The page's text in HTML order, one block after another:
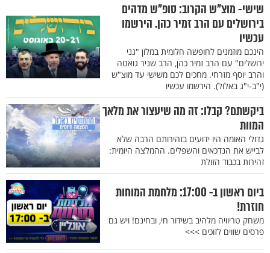
שישי- מוצ"ש הקרוב: סופ"ש מדהים
בירושלים עם הרב זמיר כהן. הירשמו
עכשיו
הינכם מוזמנים לחופשה חלומית במלון "גני
ירושלים" עם הרב זמיר כהן, הרב שניר גואטה
והרב יוסף מזרחי. מחכים לכם משישי עד מוצ"ש
(י"ב-י"ג באלול). הירשמו עכשיו
ביקשתם? קבלו: זה מה שיעצור את מלאך
המוות
גדולי האומה היו ידועים בזהירותם הרבה שלא
לבייש את הנדכאים והשפלים. ההמלצה היומית:
זהירות בכבוד הזולת
ביום ראשון ב- 17:00: מלחמת המוחות
חוזרת!
משחק טריוויה מלהיב בשידור חי, ובחינם! ויש גם
פרסים שווים לזוכים >>>